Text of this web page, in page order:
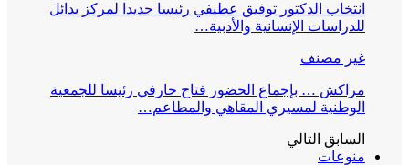
انتخاب الدكتور توفيق عطيفي رئيسا جديدا لمركز بدائل
للدراسات الإنسانية والأدبية…
غير مصنف
مراكش … بإجماع الحضور فتاح حارفي رئيسا للجمعية
الوطنية لمسيري المقاهي والمطاعم…
السابق التالي
منوعات